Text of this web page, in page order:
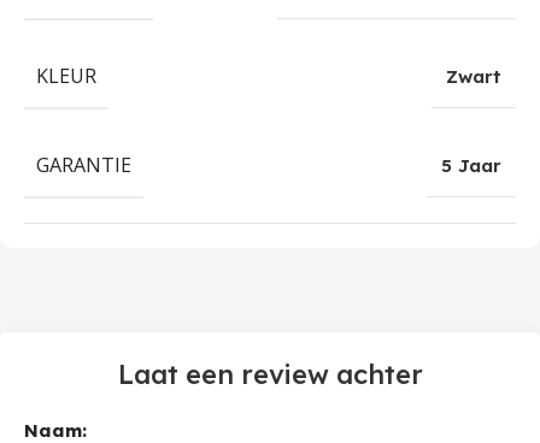
KLEUR Zwart
GARANTIE 5 Jaar
Laat een review achter
Naam: